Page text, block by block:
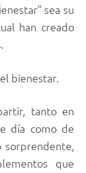
sea su
han creado
bienestar.
tanto en
día como de
sorprendente,
que